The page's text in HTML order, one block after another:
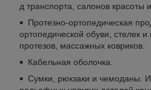
д транспорта, салонов красоты и
Протезно-ортопедическая
ортопедической обуви, стелек
протезов, массажных ковриков.
Кабельная оболочка.
Сумки, рюкзаки и чемоданы.